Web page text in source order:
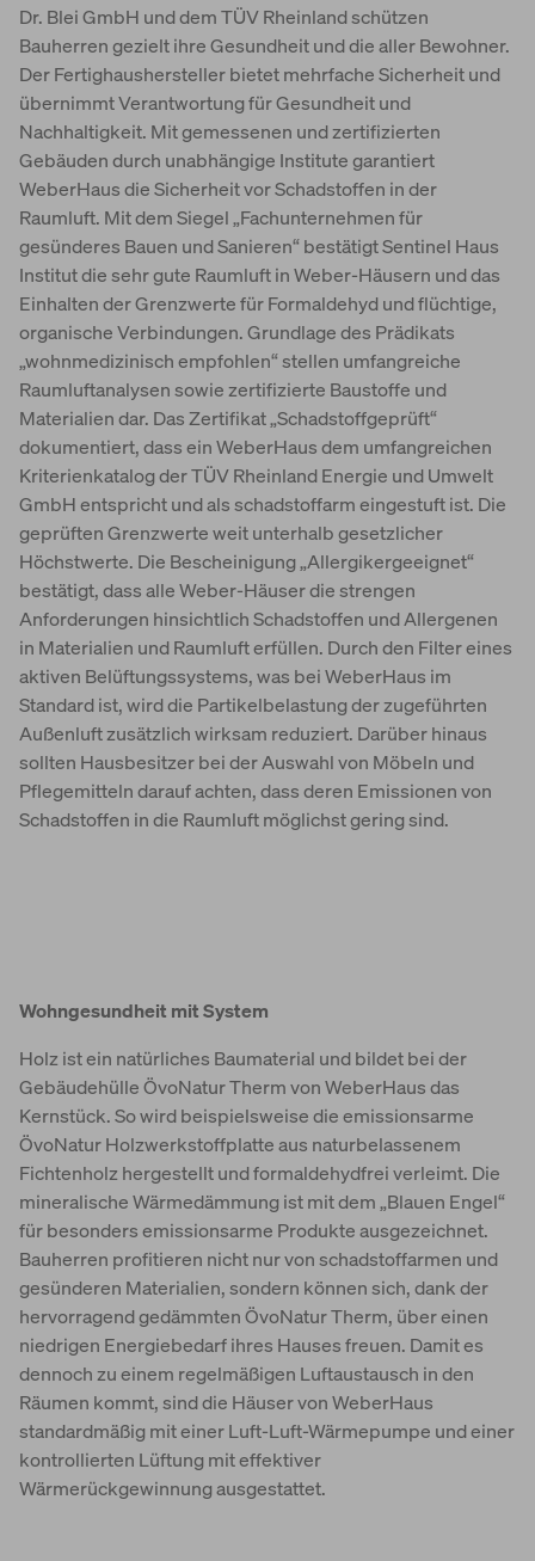
Dr. Blei GmbH und dem TÜV Rheinland schützen
Bauherren gezielt ihre Gesundheit und die aller Bewohner.
Der Fertighaushersteller bietet mehrfache Sicherheit und
übernimmt Verantwortung für Gesundheit und
Nachhaltigkeit. Mit gemessenen und zertifizierten
Gebäuden durch unabhängige Institute garantiert
WeberHaus die Sicherheit vor Schadstoffen in der
Raumluft. Mit dem Siegel „Fachunternehmen für
gesünderes Bauen und Sanieren“ bestätigt Sentinel Haus
Institut die sehr gute Raumluft in Weber-Häusern und das
Einhalten der Grenzwerte für Formaldehyd und flüchtige,
organische Verbindungen. Grundlage des Prädikats
„wohnmedizinisch empfohlen“ stellen umfangreiche
Raumluftanalysen sowie zertifizierte Baustoffe und
Materialien dar. Das Zertifikat „Schadstoffgeprüft“
dokumentiert, dass ein WeberHaus dem umfangreichen
Kriterienkatalog der TÜV Rheinland Energie und Umwelt
GmbH entspricht und als schadstoffarm eingestuft ist. Die
geprüften Grenzwerte weit unterhalb gesetzlicher
Höchstwerte. Die Bescheinigung „Allergikergeeignet“
bestätigt, dass alle Weber-Häuser die strengen
Anforderungen hinsichtlich Schadstoffen und Allergenen
in Materialien und Raumluft erfüllen. Durch den Filter eines
aktiven Belüftungssystems, was bei WeberHaus im
Standard ist, wird die Partikelbelastung der zugeführten
Außenluft zusätzlich wirksam reduziert. Darüber hinaus
sollten Hausbesitzer bei der Auswahl von Möbeln und
Pflegemitteln darauf achten, dass deren Emissionen von
Schadstoffen in die Raumluft möglichst gering sind.
Wohngesundheit mit System
Holz ist ein natürliches Baumaterial und bildet bei der
Gebäudehülle ÖvoNatur Therm von WeberHaus das
Kernstück. So wird beispielsweise die emissionsarme
ÖvoNatur Holzwerkstoffplatte aus naturbelassenem
Fichtenholz hergestellt und formaldehydfrei verleimt. Die
mineralische Wärmedämmung ist mit dem „Blauen Engel“
für besonders emissionsarme Produkte ausgezeichnet.
Bauherren profitieren nicht nur von schadstoffarmen und
gesünderen Materialien, sondern können sich, dank der
hervorragend gedämmten ÖvoNatur Therm, über einen
niedrigen Energiebedarf ihres Hauses freuen. Damit es
dennoch zu einem regelmäßigen Luftaustausch in den
Räumen kommt, sind die Häuser von WeberHaus
standardmäßig mit einer Luft-Luft-Wärmepumpe und einer
kontrollierten Lüftung mit effektiver
Wärmerückgewinnung ausgestattet.